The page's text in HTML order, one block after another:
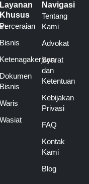
Layanan
Khusus
Bisnis
Ketenagakerjaan
Dokumen
Bisnis
Waris
Wasiat
Navigasi
Tentang
Kami
Advokat
Syarat
dan
Ketentuan
Kebijakan
Privasi
FAQ
Kontak
Kami
Blog